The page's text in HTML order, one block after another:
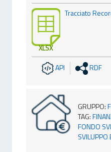
XLSX
Tracciato
API RDF
GRUPPO:
TAG:
FONDO
SVILUPPO